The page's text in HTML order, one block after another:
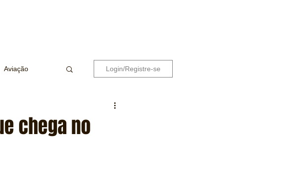
Aviação Login/Registre-se
chega no